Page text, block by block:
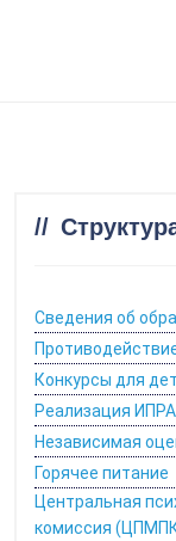
Сведения об
Конкурсы для
Реализация ИПРА
Независимая
Горячее питание
Центральная
комиссия